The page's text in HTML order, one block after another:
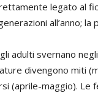
legato al
all’anno;
adulti svernano
divengono miti
(aprile-maggio). Le